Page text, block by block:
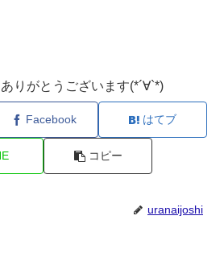
りがとうございます(*´∀`*)
Facebook はてブ
コピー
uranaijoshi